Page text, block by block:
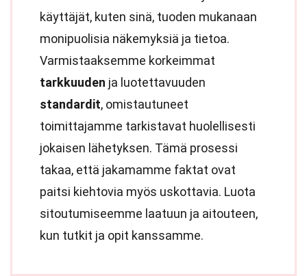
käyttäjät, kuten sinä, tuoden mukanaan
monipuolisia näkemyksiä ja tietoa.
Varmistaaksemme korkeimmat
tarkkuuden ja luotettavuuden
standardit, omistautuneet
toimittajamme tarkistavat huolellisesti
jokaisen lähetyksen. Tämä prosessi
takaa, että jakamamme faktat ovat
paitsi kiehtovia myös uskottavia. Luota
sitoutumiseemme laatuun ja aitouteen,
kun tutkit ja opit kanssamme.